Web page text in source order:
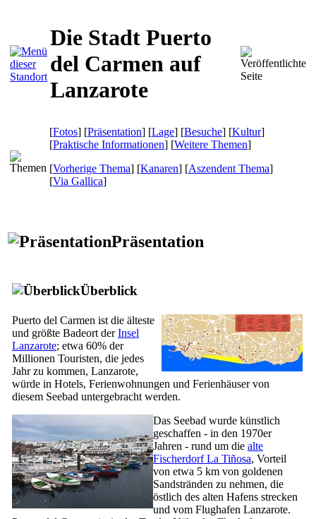
Die Stadt Puerto
del Carmen auf
Lanzarote
[Fotos] [Präsentation] [Lage] [Besuche] [Kultur]
[Praktische Informationen] [Weitere Themen]
[Vorherige Thema] [Kanaren] [Aszendent Thema]
[Via Gallica]
Präsentation
Überblick
Puerto del Carmen ist die älteste
und größte Badeort derInsel
Lanzarote; etwa 60% der
Millionen Touristen, die jedes
Jahr zu kommen, Lanzarote,
würde in Hotels, Ferienwohnungen und Ferienhäuser von
diesem Seebad untergebracht werden.
Das Seebad wurde künstlich
geschaffen - in den 1970er
Jahren - rund um die alte
FischerdorfLa Tiñosa, Vorteil
von etwa 5 km von goldenen
Sandstränden zu nehmen, die
östlich des alten Hafens strecken
und vom Flughafen Lanzarote.